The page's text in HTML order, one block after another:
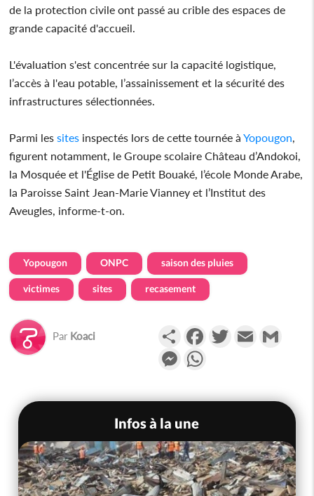
de la protection civile ont passé au crible des espaces de
grande capacité d'accueil.
L'évaluation s'est concentrée sur la capacité logistique,
l’accès à l'eau potable, l’assainissement et la sécurité des
infrastructures sélectionnées.
Parmi lessites inspectés lors de cette tournée àYopougon
figurent notamment, le Groupe scolaire Château d’Andokoi,
la Mosquée et l'Église de Petit Bouaké, l’école Monde Arabe,
la Paroisse Saint Jean-Marie Vianney et l’Institut des
Aveugles, informe-t-on.
Yopougon ONPC saison des pluies
victimes sites recasement
Par Koaci PartagerFacebookTwitterEmail
Messenger
Infos à la une